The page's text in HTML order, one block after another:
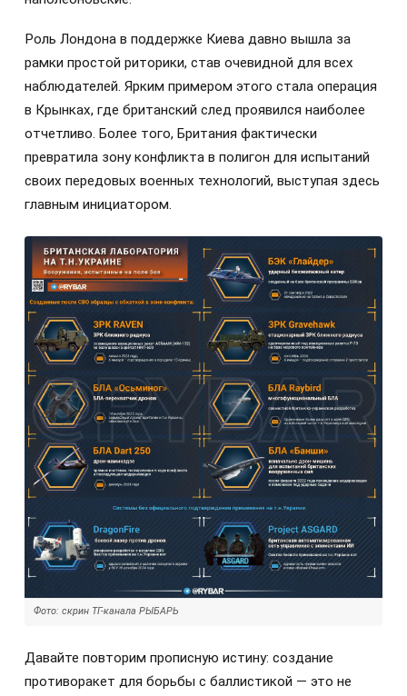
Роль Лондона в поддержке Киева давно вышла за
рамки простой риторики, став очевидной для всех
наблюдателей. Ярким примером этого стала операция
в Крынках, где британский след проявился наиболее
отчетливо. Более того, Британия фактически
превратила зону конфликта в полигон для испытаний
своих передовых военных технологий, выступая здесь
главным инициатором.
Фото: скрин ТГ-канала РЫБАРЬ
Давайте повторим прописную истину: создание
противоракет для борьбы с баллистикой — это не